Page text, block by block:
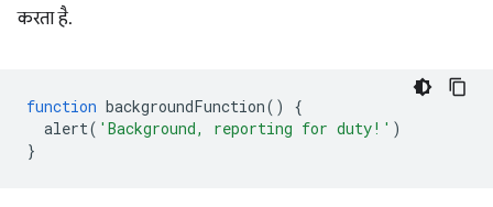
करता है.
function backgroundFunction()
{
alert( 'Background, reporting for duty!' )
}